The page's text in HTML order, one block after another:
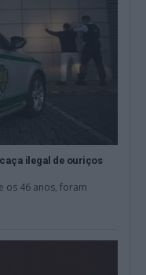
ilegal de ouriços
os 46 anos, foram